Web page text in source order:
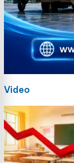
Video